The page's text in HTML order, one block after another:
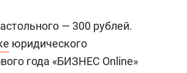
— 300 рублей.
юридического
года «БИЗНЕС Online»